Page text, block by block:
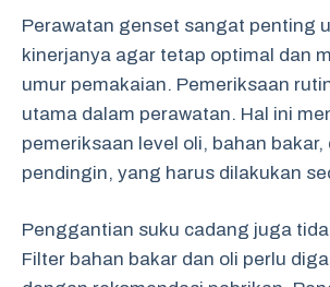
Perawatan genset sangat penting
kinerjanya agar tetap optimal dan
umur pemakaian. Pemeriksaan
utama dalam perawatan. Hal ini
pemeriksaan level oli, bahan bakar,
pendingin, yang harus dilakukan
Penggantian suku cadang juga
Filter bahan bakar dan oli perlu